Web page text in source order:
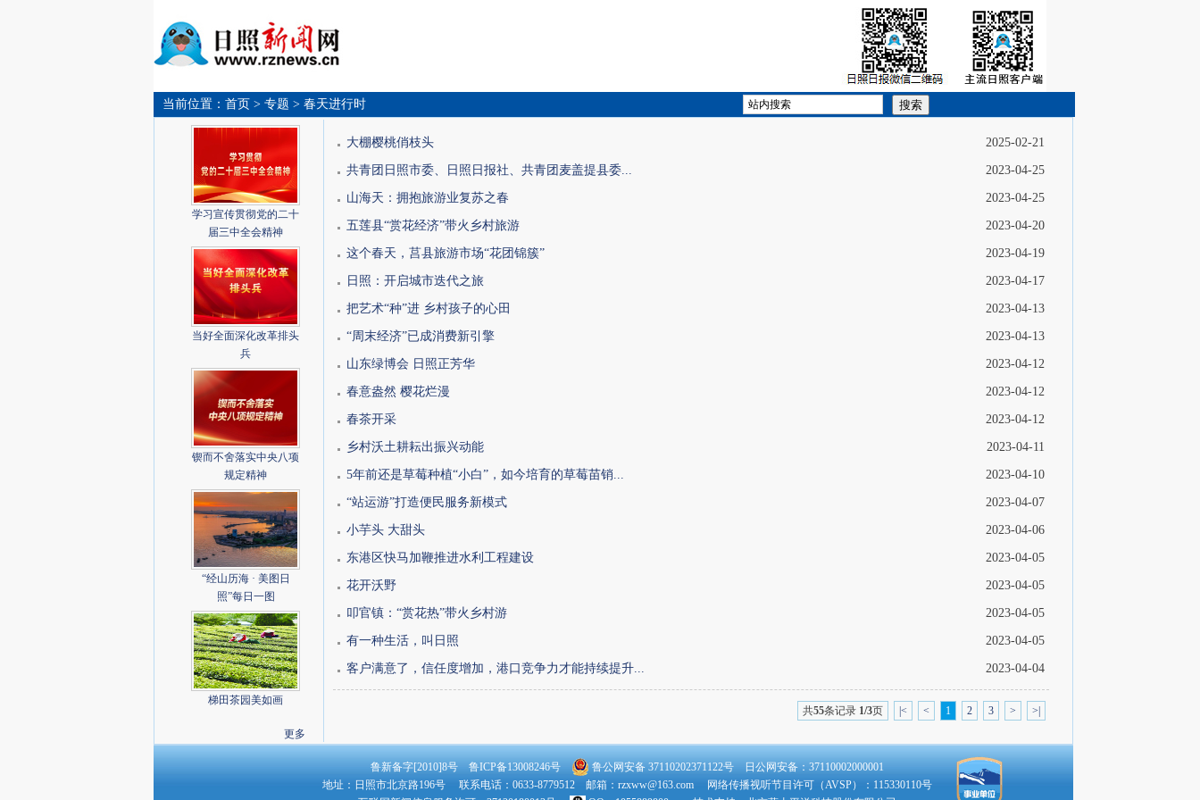
当前位置： 首页 > 专题 > 春天进行时 搜索
学习宣传贯彻党的二十
届三中全会精神
当好全面深化改革排头
兵
锲而不舍落实中央八项
规定精神
“经山历海 · 美图日
照”每日一图
梯田茶园美如画
更多
大棚樱桃俏枝头 2025-02-21
共青团日照市委、日照日报社、共青团麦盖提县委... 2023-04-25
山海天：拥抱旅游业复苏之春 2023-04-25
五莲县“赏花经济”带火乡村旅游 2023-04-20
这个春天，莒县旅游市场“花团锦簇” 2023-04-19
日照：开启城市迭代之旅 2023-04-17
把艺术“种”进 乡村孩子的心田 2023-04-13
“周末经济”已成消费新引擎 2023-04-13
山东绿博会 日照正芳华 2023-04-12
春意盎然 樱花烂漫 2023-04-12
春茶开采 2023-04-12
乡村沃土耕耘出振兴动能 2023-04-11
5年前还是草莓种植“小白”，如今培育的草莓苗销... 2023-04-10
“站运游”打造便民服务新模式 2023-04-07
小芋头 大甜头 2023-04-06
东港区快马加鞭推进水利工程建设 2023-04-05
花开沃野 2023-04-05
叩官镇：“赏花热”带火乡村游 2023-04-05
有一种生活，叫日照 2023-04-05
客户满意了，信任度增加，港口竞争力才能持续提升... 2023-04-04
|< < 1 2 3 > >|
共55条记录 1/3页
鲁新备字[2010]8号 鲁ICP备13008246号 鲁公网安备 37110202371122号日公网安备：37110002000001
地址：日照市北京路196号 联系电话：0633-8779512 邮箱：rzxww@163.com 网络传播视听节目许可（AVSP）：115330110号